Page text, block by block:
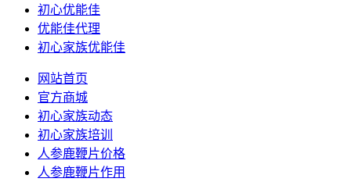
初心优能佳
优能佳代理
初心家族优能佳
网站首页
官方商城
初心家族动态
初心家族培训
人参鹿鞭片价格
人参鹿鞭片作用